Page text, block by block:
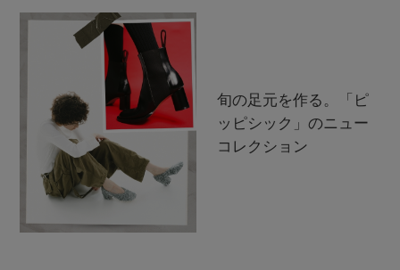
旬の足元を作る。「ピ
ッピシック」のニュー
コレクション